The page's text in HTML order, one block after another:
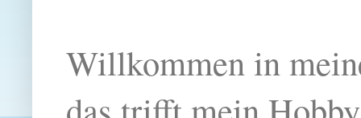
Willkommen in